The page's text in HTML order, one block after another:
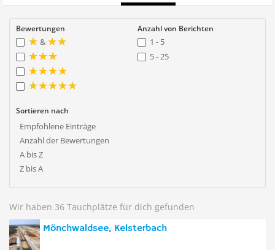
Bewertungen
&
Anzahl von Berichten
1 - 5
5 - 25
Sortieren nach
Empfohlene Einträge
Anzahl der Bewertungen
A bis Z
Z bis A
Wir haben 36 Tauchplätze für dich gefunden
Mönchwaldsee, Kelsterbach